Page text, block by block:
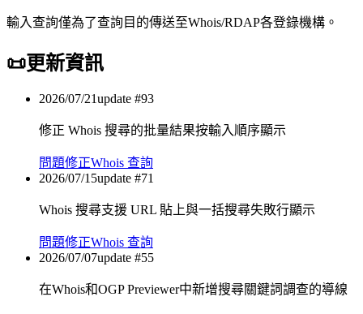
輸入查詢僅為了查詢目的傳送至Whois/RDAP各登錄機構。
📜更新資訊
2026/07/21update #93
修正 Whois 搜尋的批量結果按輸入順序顯示
問題修正Whois 查詢
2026/07/15update #71
Whois 搜尋支援 URL 貼上與一括搜尋失敗行顯示
問題修正Whois 查詢
2026/07/07update #55
在Whois和OGP Previewer中新增搜尋關鍵詞調查的導線